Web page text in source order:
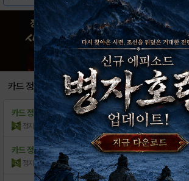
[공지] 퀴즈RPG 위즈의 공식 홈페이지
카드 정보
카드 정보 [화/수속성] 글릿 (전사)
정지환GG4N 조회수:620 | 17.12.22
카드 정보 [수/화속성] 무아옥향 티어라이저=코피슈 (전..
정지환GG4N 조회수:404 | 17.12.22